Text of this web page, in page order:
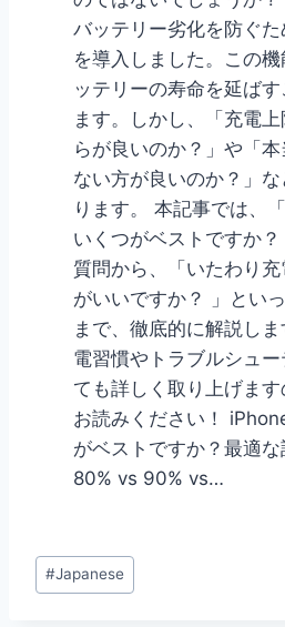
バッテリー劣化を防ぐ
を導入しました。この
ッテリーの寿命を延ば
ます。しかし、「充電
らが良いのか？」や「
ない方が良いのか？」
ります。 本記事では、
いくつがベストですか
質問から、「いたわり
がいいですか？ 」とい
まで、徹底的に解説し
電習慣やトラブルシュ
ても詳しく取り上げま
お読みください！
がベストですか？最適
80% vs 90% vs…
Post
Tags:
#Japanese